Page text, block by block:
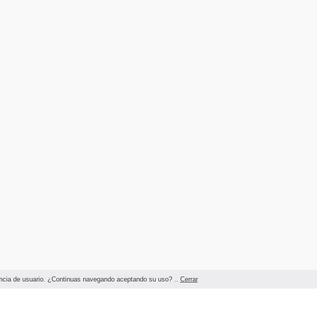
de usuario. ¿Continuas navegando aceptando su uso? .. Cerrar